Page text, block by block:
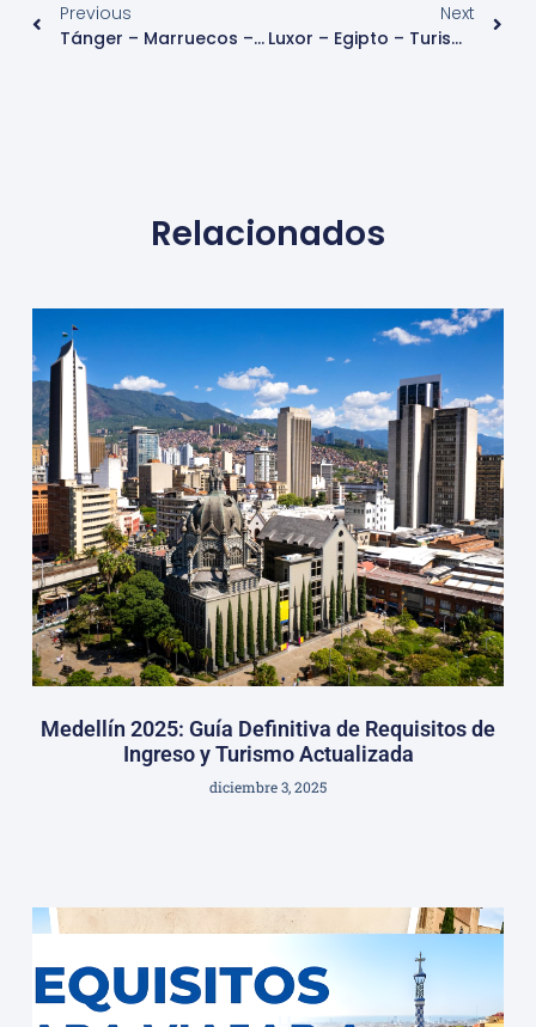
Previous
Tánger – Marruecos – Turismo
Next
Luxor – Egipto – Turismo
Relacionados
Medellín 2025: Guía Definitiva de Requisitos de
Ingreso y Turismo Actualizada
diciembre 3, 2025